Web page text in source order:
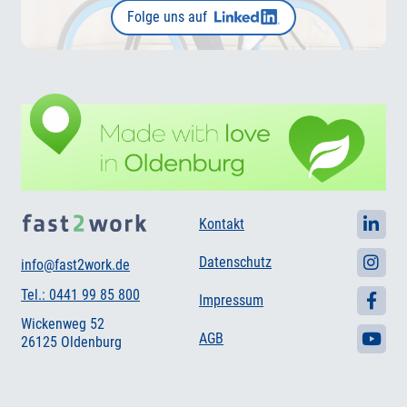
Folge uns auf
info@fast2work.de
Tel.: 0441 99 85 800
Wickenweg 52
26125 Oldenburg
Kontakt
Datenschutz
Impressum
AGB